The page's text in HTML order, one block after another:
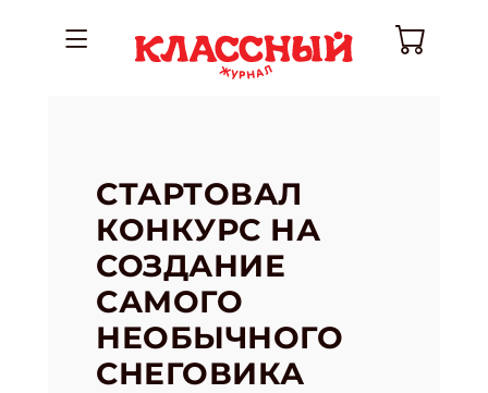
СТАРТОВАЛ
КОНКУРС НА
СОЗДАНИЕ
САМОГО
НЕОБЫЧНОГО
СНЕГОВИКА